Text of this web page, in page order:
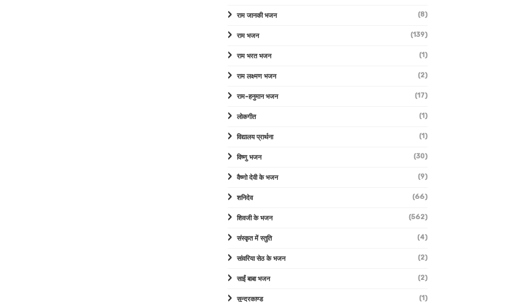
राम जानकी भजन (8)
राम भजन (139)
राम भरत भजन (1)
राम लक्ष्मण भजन (2)
राम-हनुमान भजन (17)
लोकगीत (1)
विद्यालय प्रार्थना (1)
विष्णु भजन (30)
वैष्णो देवी के भजन (9)
शनिदेव (66)
शिवजी के भजन (562)
संस्कृत में स्तुति (4)
सांवरिया सेठ के भजन (2)
साईं बाबा भजन (2)
सुन्दरकाण्ड (1)